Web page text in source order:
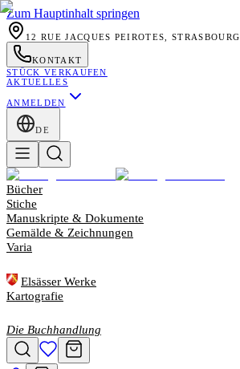
Zum Hauptinhalt springen
12 RUE JACQUES PEIROTES, STRASBOURG
KONTAKT
STÜCK VERKAUFEN
AKTUELLES
ANMELDEN
DE
Bücher
Stiche
Manuskripte & Dokumente
Gemälde & Zeichnungen
Varia
Elsässer Werke
Kartografie
Die Buchhandlung